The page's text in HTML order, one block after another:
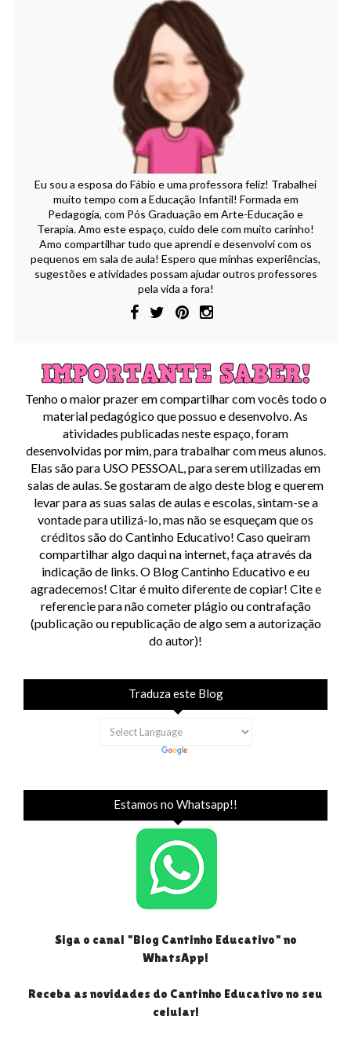
Eu sou a esposa do Fábio e uma professora feliz! Trabalhei
muito tempo com a Educação Infantil! Formada em
Pedagogia, com Pós Graduação em Arte-Educação e
Terapia. Amo este espaço, cuido dele com muito carinho!
Amo compartilhar tudo que aprendi e desenvolvi com os
pequenos em sala de aula! Espero que minhas experiências,
sugestões e atividades possam ajudar outros professores
pela vida a fora!
Tenho o maior prazer em compartilhar com vocês todo o
material pedagógico que possuo e desenvolvo. As
atividades publicadas neste espaço, foram
desenvolvidas por mim, para trabalhar com meus alunos.
Elas são para USO PESSOAL, para serem utilizadas em
salas de aulas. Se gostaram de algo deste blog e querem
levar para as suas salas de aulas e escolas, sintam-se a
vontade para utilizá-lo, mas não se esqueçam que os
créditos são do Cantinho Educativo! Caso queiram
compartilhar algo daqui na internet, faça através da
indicação de links. O Blog Cantinho Educativo e eu
agradecemos! Citar é muito diferente de copiar! Cite e
referencie para não cometer plágio ou contrafação
(publicação ou republicação de algo sem a autorização
do autor)!
Traduza este Blog
Estamos no Whatsapp!!
Siga o canal "Blog Cantinho Educativo" no
WhatsApp!
Receba as novidades do Cantinho Educativo no seu
celular!